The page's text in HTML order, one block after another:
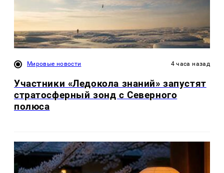
Мировые новости 4 часа назад
Участники «Ледокола знаний» запустят
стратосферный зонд с Северного
полюса